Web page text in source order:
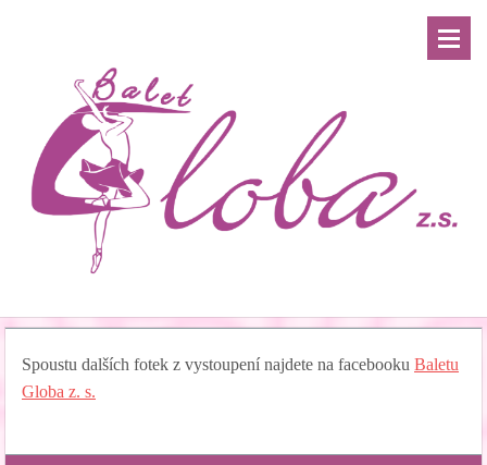
Spoustu dalších fotek z vystoupení najdete na facebooku Baletu
Globa z. s.